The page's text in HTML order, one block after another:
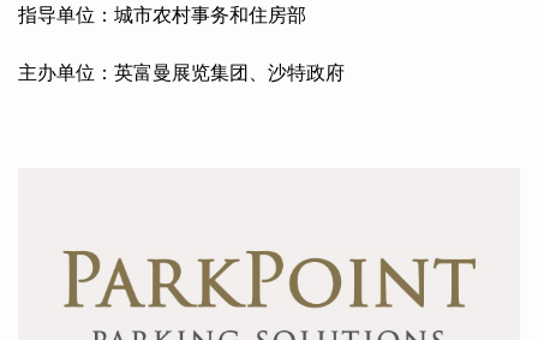
指导单位：城市农村事务和住房部
主办单位：英富曼展览集团、沙特政府